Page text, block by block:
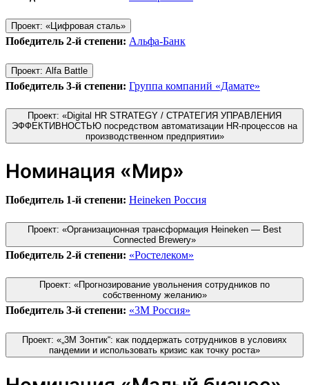
Проект: «Цифровая сталь»
Победитель 2-й степени: Альфа-Банк
Проект: Alfa Battle
Победитель 3-й степени: Группа компаний «Дамате»
Проект: «Digital HR STRATEGY / СТРАТЕГИЯ УПРАВЛЕНИЯ
ЭФФЕКТИВНОСТЬЮ посредством автоматизации HR-процессов на
производственном предприятии»
Номинация «Мир»
Победитель 1-й степени: Heineken Россия
Проект: «Организационная трансформация Heineken — Best
Connected Brewery»
Победитель 2-й степени: «Ростелеком»
Проект: «Прогнозирование увольнения сотрудников по
собственному желанию»
Победитель 3-й степени: «3М Россия»
Проект: «„3М Зонтик“: как поддержать сотрудников в условиях
пандемии и использовать кризис как точку роста»